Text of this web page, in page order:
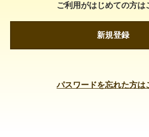
ご利用がはじめての方は
新規登録
パスワードを忘れた方は